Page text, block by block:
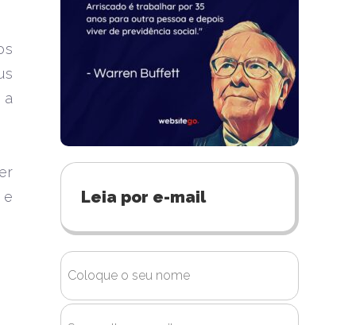
e
Leia por e-mail